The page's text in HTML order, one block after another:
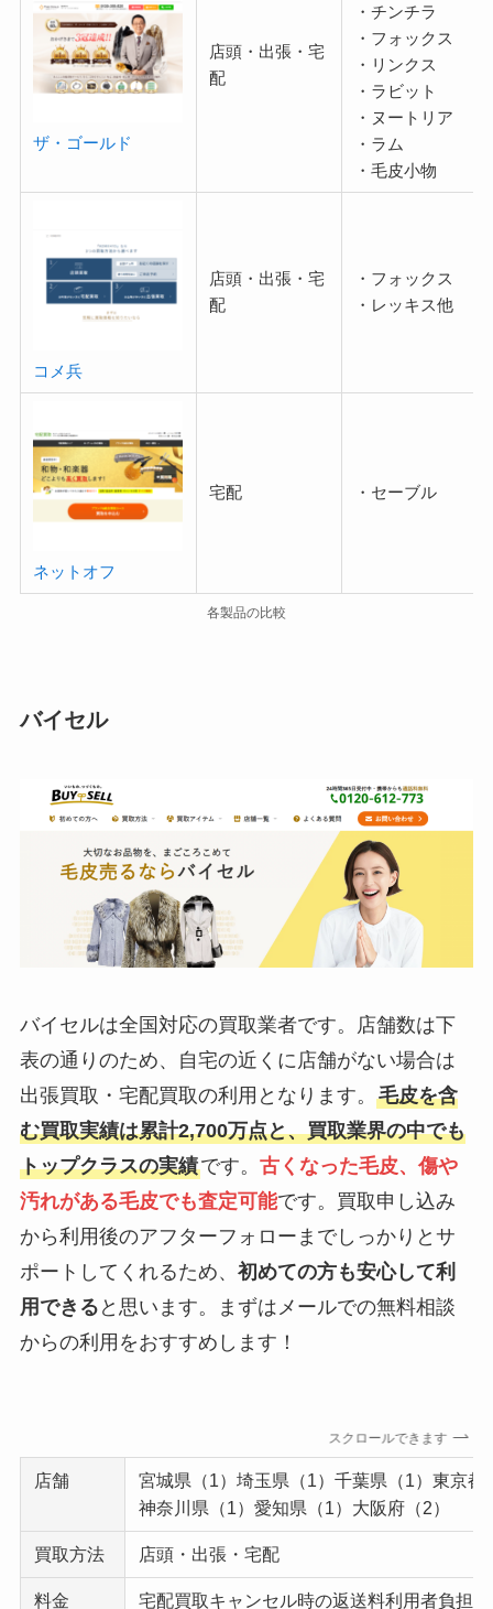
ザ・ゴールド
店頭・出張・宅
配
・チンチラ
・フォックス
・リンクス
・ラビット
・ヌートリア
・ラム
・毛皮小物
コメ兵
店頭・出張・宅
配
・フォックス
・レッキス他
ネットオフ
宅配 ・セーブル
各製品の比較
バイセル
バイセルは全国対応の買取業者です。店舗数は下
表の通りのため、自宅の近くに店舗がない場合は
出張買取・宅配買取の利用となります。 毛皮を含
む買取実績は累計2,700万点と、買取業界の中でも
トップクラスの実績です。 古くなった毛皮、傷や
汚れがある毛皮でも査定可能です。買取申し込み
から利用後のアフターフォローまでしっかりとサ
ポートしてくれるため、 初めての方も安心して利
用できる と思います。まずはメールでの無料相談
からの利用をおすすめします！
スクロールできます
店舗
宮城県（1）埼玉県（1）千葉県（1）東京都
神奈川県（1）愛知県（1）大阪府（2）
買取方法 店頭・出張・宅配
料金 宅配買取キャンセル時の返送料利用者負担